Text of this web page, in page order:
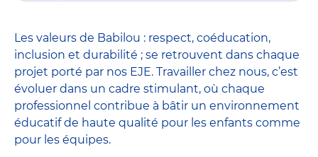
Les valeurs de Babilou : respect, coéducation,
inclusion et durabilité ; se retrouvent dans chaque
projet porté par nos EJE. Travailler chez nous, c’est
évoluer dans un cadre stimulant, où chaque
professionnel contribue à bâtir un environnement
éducatif de haute qualité pour les enfants comme
pour les équipes.